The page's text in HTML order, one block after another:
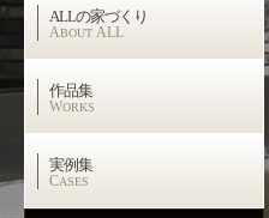
ALLの家づくり
ABOUT ALL
作品集
WORKS
実例集
CASES